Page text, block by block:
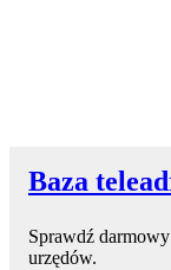
Baza
Sprawdź
urzędów.